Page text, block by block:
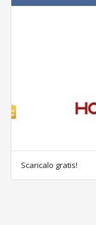
Scaricalo gratis!